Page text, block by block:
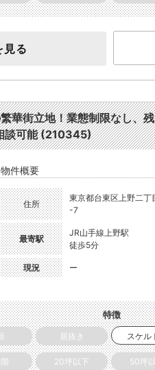
見る
華街立地！業態制限なし、
談可能 (210345)
物件概要
住所
東京都台東区上野二丁
-7
最寄駅
JR山手線上野駅
徒歩5分
現況 ー
特徴
居抜き スケル
20坪以下 50坪以